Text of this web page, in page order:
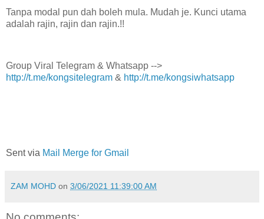
Tanpa modal pun dah boleh mula. Mudah je. Kunci utama
adalah rajin, rajin dan rajin.!!
Group Viral Telegram & Whatsapp -->
http://t.me/kongsitelegram & http://t.me/kongsiwhatsapp
Sent via Mail Merge for Gmail
ZAM MOHD on 3/06/2021 11:39:00 AM